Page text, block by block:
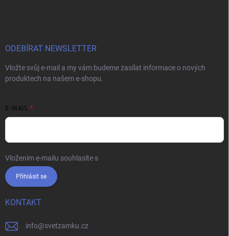
ODEBÍRAT NEWSLETTER
Vložte svůj e-mail a my vám budeme zasílat informace o nových
produktech na našem e-shopu.
E-MAIL
Vložením e-mailu souhlasíte s
Přihlásit se
KONTAKT
info@svetzamku.cz